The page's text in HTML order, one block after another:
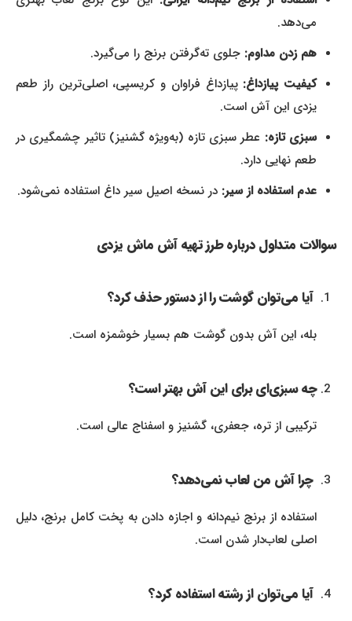
می‌دهد.
هم زدن مداوم:جلوی ته‌گرفتن برنج را می‌گیرد.
کیفیت پیازداغ:پیازداغ فراوان و کریسپی، اصلی‌ترین راز طعم
یزدی این آش است.
سبزی تازه:عطر سبزی تازه (به‌ویژه گشنیز) تاثیر چشمگیری در
طعم نهایی دارد.
عدم استفاده از سیر:در نسخه اصیل سیر داغ استفاده نمی‌شود.
سوالات متداول درباره طرز تهیه آش ماش یزدی
آیا می‌توان گوشت را از دستور حذف کرد؟
بله، این آش بدون گوشت هم بسیار خوشمزه است.
چه سبزی‌ای برای این آش بهتر است؟
ترکیبی از تره، جعفری، گشنیز و اسفناج عالی است.
چرا آش من لعاب نمی‌دهد؟
استفاده از برنج نیم‌دانه و اجازه دادن به پخت کامل برنج، دلیل
اصلی لعاب‌دار شدن است.
آیا می‌توان از رشته استفاده کرد؟